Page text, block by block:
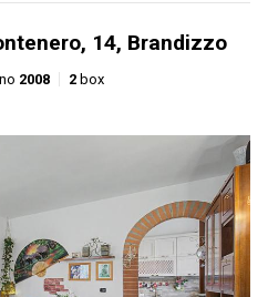
14, Brandizzo
2008 2 box